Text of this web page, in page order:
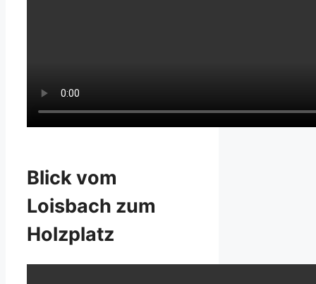
Blick vom
Loisbach zum
Holzplatz